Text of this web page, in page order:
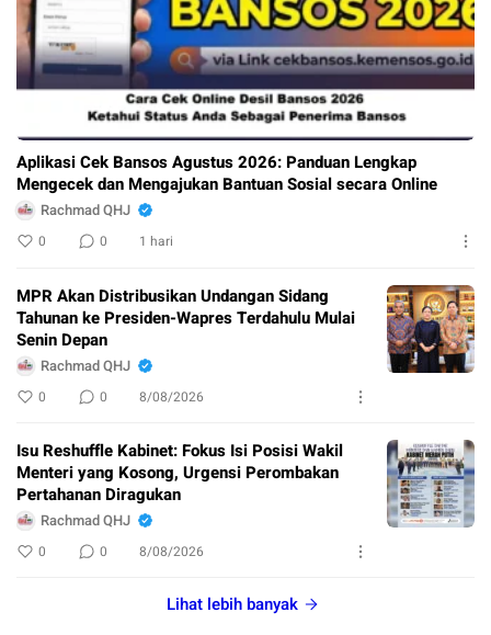
Aplikasi Cek Bansos Agustus 2026: Panduan Lengkap
Mengecek dan Mengajukan Bantuan Sosial secara Online
Rachmad QHJ
0 0 1 hari
MPR Akan Distribusikan Undangan Sidang
Tahunan ke Presiden-Wapres Terdahulu Mulai
Senin Depan
Rachmad QHJ
0 0 8/08/2026
Isu Reshuffle Kabinet: Fokus Isi Posisi Wakil
Menteri yang Kosong, Urgensi Perombakan
Pertahanan Diragukan
Rachmad QHJ
0 0 8/08/2026
Lihat lebih banyak